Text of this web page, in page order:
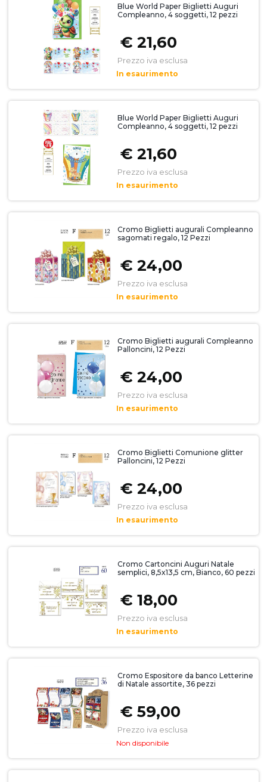
Blue World Paper Biglietti Auguri
Compleanno, 4 soggetti, 12 pezzi
€ 21,60
Prezzo iva esclusa
In esaurimento
Blue World Paper Biglietti Auguri
Compleanno, 4 soggetti, 12 pezzi
€ 21,60
Prezzo iva esclusa
In esaurimento
Cromo Biglietti augurali Compleanno
sagomati regalo, 12 Pezzi
€ 24,00
Prezzo iva esclusa
In esaurimento
Cromo Biglietti augurali Compleanno
Palloncini, 12 Pezzi
€ 24,00
Prezzo iva esclusa
In esaurimento
Cromo Biglietti Comunione glitter
Palloncini, 12 Pezzi
€ 24,00
Prezzo iva esclusa
In esaurimento
Cromo Cartoncini Auguri Natale
semplici, 8,5x13,5 cm, Bianco, 60 pezzi
€ 18,00
Prezzo iva esclusa
In esaurimento
Cromo Espositore da banco Letterine
di Natale assortite, 36 pezzi
€ 59,00
Prezzo iva esclusa
Non disponibile